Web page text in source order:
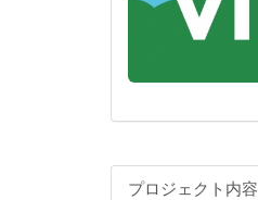
プロジェクト内容